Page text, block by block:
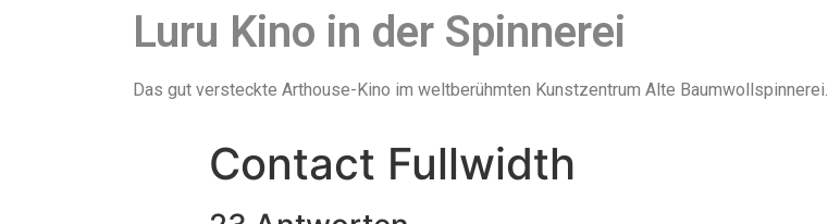
Luru Kino in der Spinnerei
Das gut versteckte Arthouse-Kino im weltberühmten Kunstzentrum Alte Baumwollspinnerei.
Contact Fullwidth